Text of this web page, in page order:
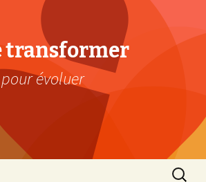
transformer
évoluer